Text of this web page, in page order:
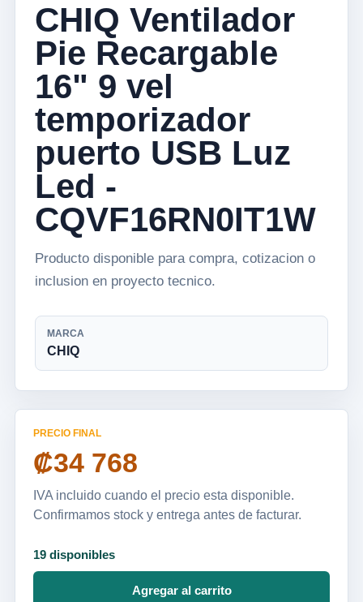
CHIQ Ventilador
Pie Recargable
16" 9 vel
temporizador
puerto USB Luz
Led -
CQVF16RN0IT1W
Producto disponible para compra, cotizacion o
inclusion en proyecto tecnico.
MARCA
CHIQ
PRECIO FINAL
₡34 768
IVA incluido cuando el precio esta disponible.
Confirmamos stock y entrega antes de facturar.
19 disponibles
Agregar al carrito